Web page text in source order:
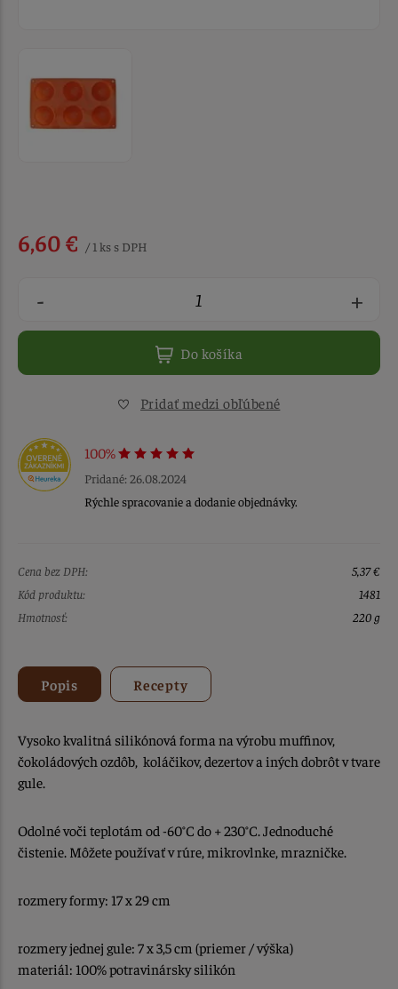
6,60 € / 1 ks s DPH
- +
Do košíka
Pridať medzi obľúbené
100%
Pridané: 26.08.2024
Rýchle spracovanie a dodanie objednávky.
Cena bez DPH:
5,37 €
Kód produktu:
1481
Hmotnosť:
220 g
Popis Recepty
Vysoko kvalitná silikónová forma na výrobu muffinov,
čokoládových ozdôb, koláčikov, dezertov a iných dobrôt v tvare
gule.
Odolné voči teplotám od -60°C do + 230°C. Jednoduché
čistenie. Môžete používať v rúre, mikrovlnke, mrazničke.
rozmery formy: 17 x 29 cm
rozmery jednej gule: 7 x 3,5 cm (priemer / výška)
materiál: 100% potravinársky silikón